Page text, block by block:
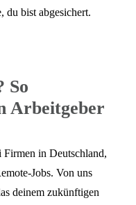
du bist abgesichert.
So
Arbeitgeber
in Deutschland,
Jobs. Von uns
deinem zukünftigen